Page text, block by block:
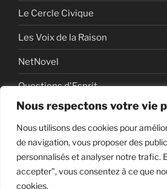
Nous respectons votre vie
Nous utilisons des cookies pour
de navigation, vous proposer des
personnalisés et analyser notre trafic.
accepter", vous consentez à ce que
cookies.
Le Cercle Civique
Les Voix de la Raison
NetNovel
Questions d'Esprit
Série
Série vidéo